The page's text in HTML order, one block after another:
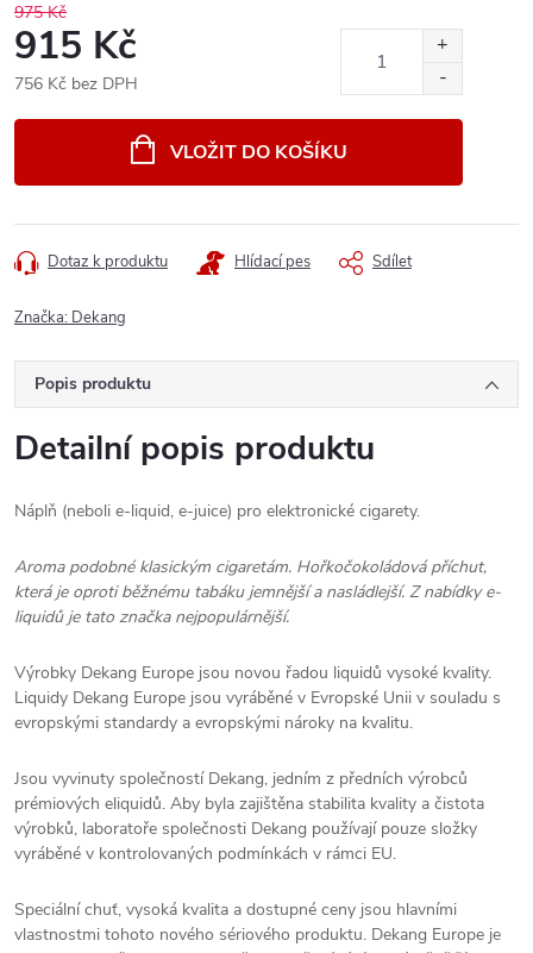
975 Kč
915 Kč
756 Kč bez DPH
VLOŽIT DO KOŠÍKU
Dotaz k produktu Hlídací pes Sdílet
Značka: Dekang
Popis produktu
Detailní popis produktu
Náplň (neboli e-liquid, e-juice) pro elektronické cigarety.
Aroma podobné klasickým cigaretám. Hořkočokoládová příchut,
která je oproti běžnému tabáku jemnější a nasládlejší. Z nabídky e-
liquidů je tato značka nejpopulárnější.
Výrobky Dekang Europe jsou novou řadou liquidů vysoké kvality.
Liquidy Dekang Europe jsou vyráběné v Evropské Unii v souladu s
evropskými standardy a evropskými nároky na kvalitu.
Jsou vyvinuty společností Dekang, jedním z předních výrobců
prémiových eliquidů. Aby byla zajištěna stabilita kvality a čistota
výrobků, laboratoře společnosti Dekang používají pouze složky
vyráběné v kontrolovaných podmínkách v rámci EU.
Speciální chuť, vysoká kvalita a dostupné ceny jsou hlavními
vlastnostmi tohoto nového sériového produktu. Dekang Europe je